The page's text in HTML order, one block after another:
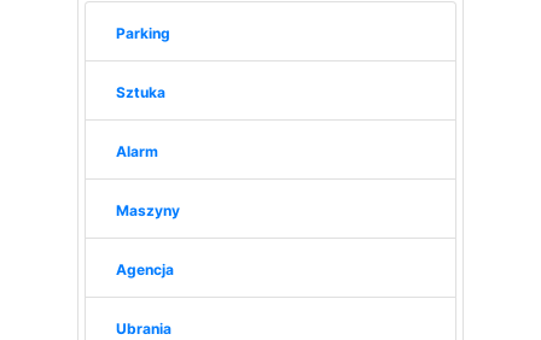
Parking
Sztuka
Alarm
Maszyny
Agencja
Ubrania